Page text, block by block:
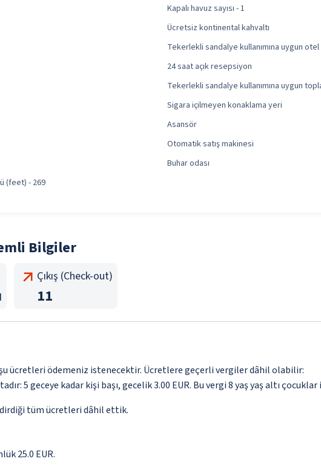
Kapalı havuz sayısı - 1
Ücretsiz kontinental kahvaltı
Tekerlekli sandalye kullanımına uygun
24 saat açık resepsiyon
Tekerlekli sandalye kullanımına uygun
Sigara içilmeyen konaklama yeri
Asansör
Otomatik satış makinesi
Buhar odası
(feet) - 269
Bilgiler
Çıkış (Check-out)
11
ücretleri ödemeniz istenecektir. Ücretlere geçerli vergiler dâhil olabilir:
5 geceye kadar kişi başı, gecelik 3.00 EUR. Bu vergi 8 yaş yaş altı
tüm ücretleri dâhil ettik.
25.0 EUR.